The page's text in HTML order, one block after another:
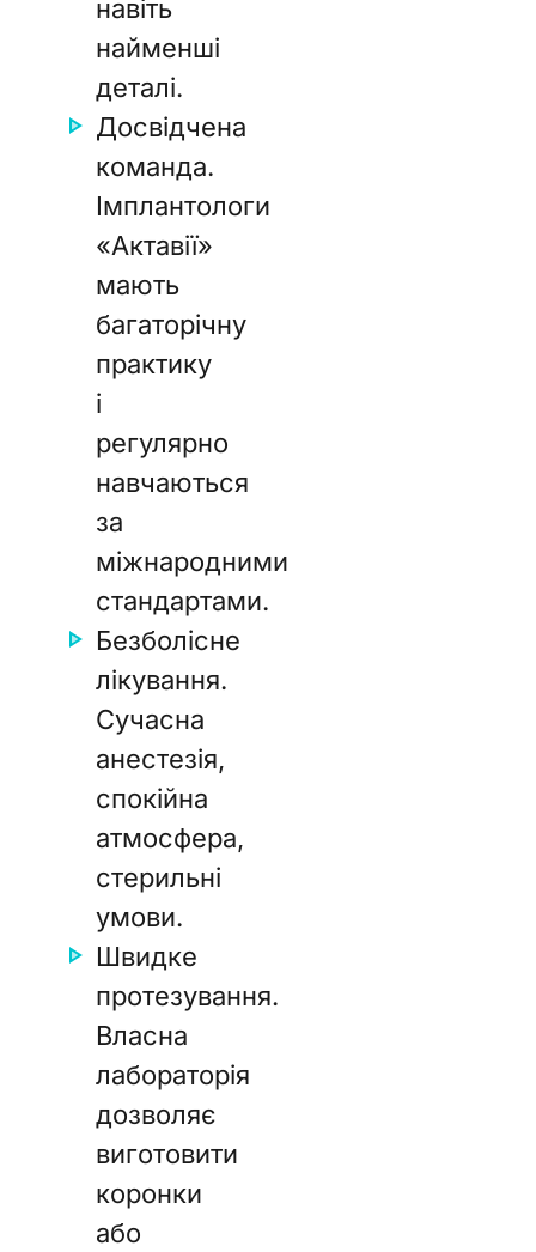
навіть
найменші
деталі.
Досвідчена
команда.
Імплантологи
«Актавії»
мають
багаторічну
практику
і
регулярно
навчаються
за
міжнародними
стандартами.
Безболісне
лікування.
Сучасна
анестезія,
спокійна
атмосфера,
стерильні
умови.
Швидке
протезування.
Власна
лабораторія
дозволяє
виготовити
коронки
або